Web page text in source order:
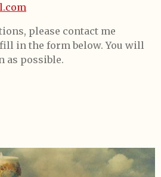
please contact me
in the form below. You will
as possible.